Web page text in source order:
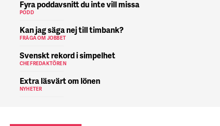
Fyra poddavsnitt du inte vill missa
PODD
Kan jag säga nej till timbank?
FRÅGA OM JOBBET
Svenskt rekord i simpelhet
CHEFREDAKTÖREN
Extra läsvärt om lönen
NYHETER